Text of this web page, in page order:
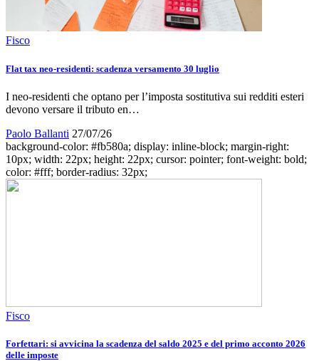
Fisco
Flat tax neo-residenti: scadenza versamento 30 luglio
I neo-residenti che optano per l’imposta sostitutiva sui redditi esteri
devono versare il tributo en…
Paolo Ballanti 27/07/26
background-color: #fb580a; display: inline-block; margin-right:
10px; width: 22px; height: 22px; cursor: pointer; font-weight: bold;
color: #fff; border-radius: 32px;
Fisco
Forfettari: si avvicina la scadenza del saldo 2025 e del primo acconto 2026
delle imposte